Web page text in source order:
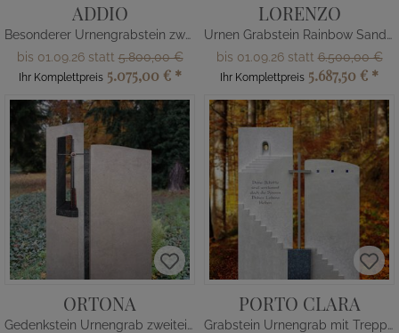
ADDIO
Besonderer Urnengrabstein zweiteilig Treppe
bis 01.09.26 statt5.800,00 €
Ihr Komplettpreis 5.075,00 € *
LORENZO
Urnen Grabstein Rainbow Sandstein
bis 01.09.26 statt6.500,00 €
Ihr Komplettpreis 5.687,50 € *
ORTONA
Gedenkstein Urnengrab zweiteilig
PORTO CLARA
Grabstein Urnengrab mit Treppe & Kreuz